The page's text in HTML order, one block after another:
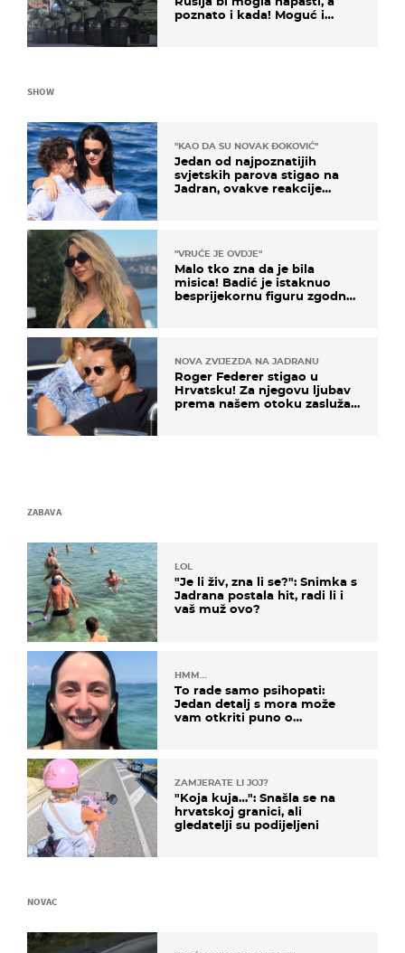
poznato i kada! Moguć i
SHOW
"KAO DA SU NOVAK ĐOKOVIĆ"
Jedan od najpoznatijih
svjetskih parova stigao na
Jadran, ovakve reakcije
"VRUĆE JE OVDJE"
Malo tko zna da je bila
misica! Badić je istaknuo
besprijekornu figuru zgodne
NOVA ZVIJEZDA NA JADRANU
Roger Federer stigao u
Hrvatsku! Za njegovu ljubav
prema našem otoku zaslužan
ZABAVA
LOL
"Je li živ, zna li se?": Snimka s
Jadrana postala hit, radi li i
vaš muž ovo?
HMM…
To rade samo psihopati:
Jedan detalj s mora može
vam otkriti puno o
ZAMJERATE LI JOJ?
"Koja kuja…": Snašla se na
hrvatskoj granici, ali
gledatelji su podijeljeni
NOVAC